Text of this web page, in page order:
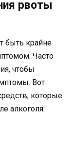
рвоты
быть крайне
Часто
чтобы
Вот
которые
алкоголя: